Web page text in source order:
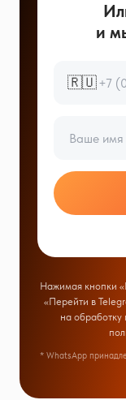
и
🇷🇺
Нажимая кнопки
«Перейти в
на обработку
* WhatsApp